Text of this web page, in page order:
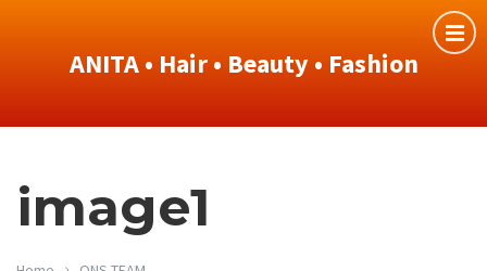
ANITA • Hair • Beauty • Fashion
image1